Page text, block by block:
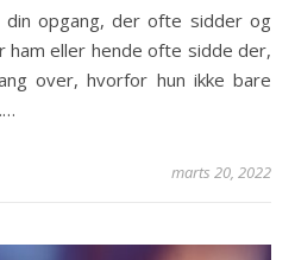
ham eller hende ofte sidde der,
over, hvorfor hun ikke bare
marts 20, 2022